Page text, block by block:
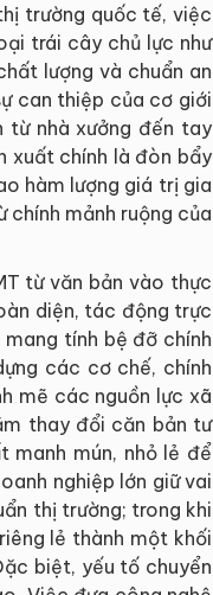
trường quốc tế, việc
trái cây chủ lực như
lượng và chuẩn an
can thiệp của cơ giới
từ nhà xưởng đến tay
xuất chính là đòn bẩy
hàm lượng giá trị gia
mảnh ruộng của
từ văn bản vào thực
diện, tác động trực
tính bệ đỡ chính
các cơ chế, chính
mẽ các nguồn lực xã
thay đổi căn bản tư
manh mún, nhỏ lẻ để
nghiệp lớn giữ vai
thị trường; trong khi
lẻ thành một khối
biệt, yếu tố chuyển